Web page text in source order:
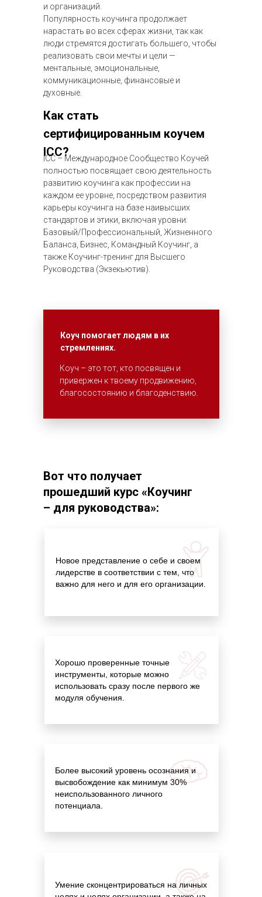
и организаций.
Популярность коучинга продолжает
нарастать во всех сферах жизни, так как
люди стремятся достигать большего, чтобы
реализовать свои мечты и цели —
ментальные, эмоциональные,
коммуникационные, финансовые и
духовные.
Коуч помогаетлюдям в их
стремлениях.
Как стать
сертифицированным коучем
ICC?
ICC – Международное Сообщество Коучей
полностью посвящает свою деятельность
развитию коучинга как профессии на
каждом ее уровне, посредством развития
карьеры коучинга на базе наивысших
стандартов и этики, включая уровни:
Базовый/Профессиональный, Жизненного
Баланса, Бизнес, Командный Коучинг, а
также Коучинг-тренинг для Высшего
Руководства (Экзекьютив).
Коуч – это тот, кто посвящен и
привержен к твоему продвижению,
благосостоянию и благоденствию.
Новое представление о себе и своем
лидерстве в соответствии с тем, что
важно для него и для его организации.
Хорошо проверенные точные
инструменты, которые можно
использовать сразу после первого же
модуля обучения.
Более высокий уровень осознания и
высвобождение как минимум 30%
неиспользованного личного
потенциала.
Умение сконцентрироваться на личных
Вот что получает
прошедший курс «Коучинг
– для руководства»: